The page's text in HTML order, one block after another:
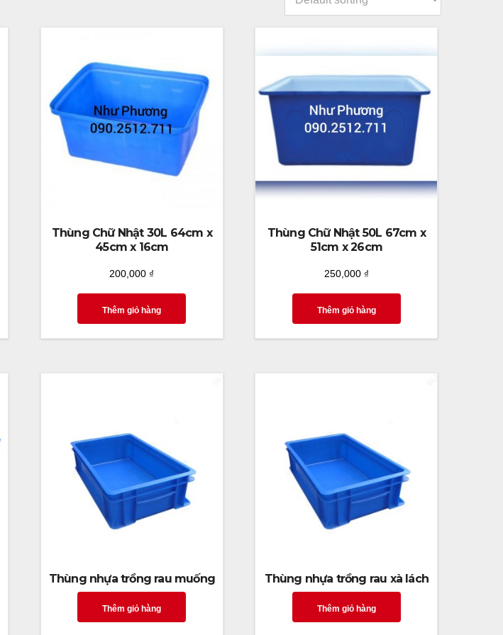
Thùng Chữ Nhật 30L 64cm x
45cm x 16cm
200,000 ₫
Thêm giỏ hàng
Thùng Chữ Nhật 50L 67cm x
51cm x 26cm
250,000 ₫
Thêm giỏ hàng
Thùng nhựa trồng rau muống
Thêm giỏ hàng
Thùng nhựa trồng rau xà lách
Thêm giỏ hàng